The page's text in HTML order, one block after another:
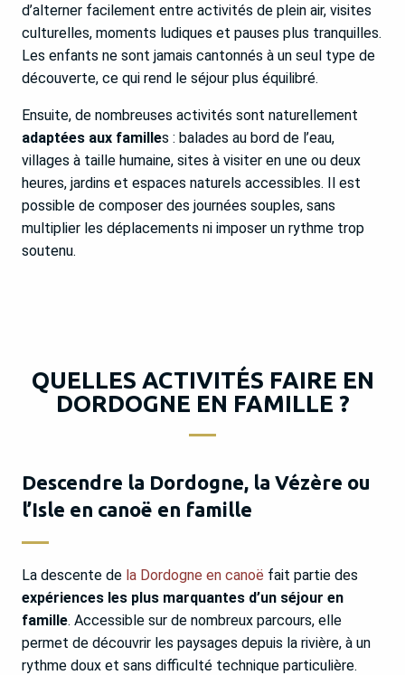
d’alterner facilement entre activités de plein air, visites
culturelles, moments ludiques et pauses plus tranquilles.
Les enfants ne sont jamais cantonnés à un seul type de
découverte, ce qui rend le séjour plus équilibré.
Ensuite, de nombreuses activités sont naturellement
adaptées aux familles : balades au bord de l’eau,
villages à taille humaine, sites à visiter en une ou deux
heures, jardins et espaces naturels accessibles. Il est
possible de composer des journées souples, sans
multiplier les déplacements ni imposer un rythme trop
soutenu.
QUELLES ACTIVITÉS FAIRE EN
DORDOGNE EN FAMILLE ?
Descendre la Dordogne, la Vézère ou
l’Isle en canoë en famille
La descente de la Dordogne en canoë fait partie des
expériences les plus marquantes d’un séjour en
famille. Accessible sur de nombreux parcours, elle
permet de découvrir les paysages depuis la rivière, à un
rythme doux et sans difficulté technique particulière.